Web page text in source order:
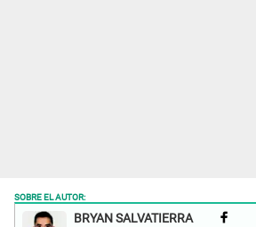
SOBRE EL AUTOR:
BRYAN SALVATIERRA